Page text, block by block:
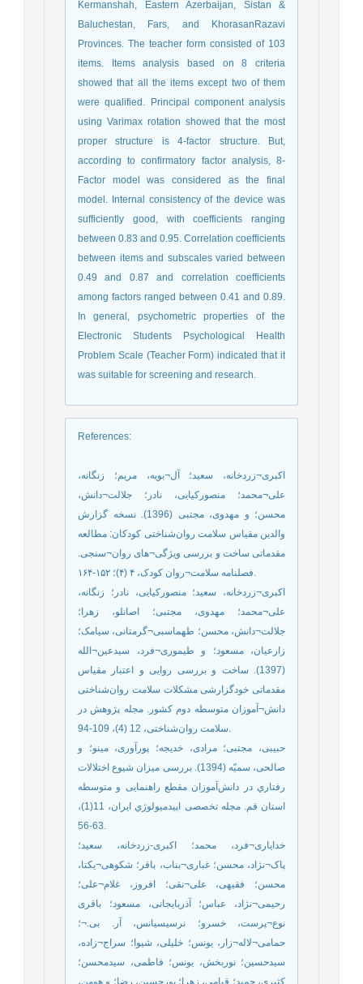
Kermanshah, Eastern Azerbaijan, Sistan &
Baluchestan, Fars, and KhorasanRazavi
Provinces. The teacher form consisted of 103
items. Items analysis based on 8 criteria
showed that all the items except two of them
were qualified. Principal component analysis
using Varimax rotation showed that the most
proper structure is 4-factor structure. But,
according to confirmatory factor analysis, 8-
Factor model was considered as the final
model. Internal consistency of the device was
sufficiently good, with coefficients ranging
between 0.83 and 0.95. Correlation coefficients
between items and subscales varied between
0.49 and 0.87 and correlation coefficients
among factors ranged between 0.41 and 0.89.
In general, psychometric properties of the
Electronic Students Psychological Health
Problem Scale (Teacher Form) indicated that it
was suitable for screening and research.
References:
اکبری¬زردخانه، سعید؛ آل¬بویه، مریم؛ زنگانه،
علی¬محمد؛ منصورکیایی، نادر؛ جلالت¬دانش،
محسن؛ و مهدوی، مجتبی (1396). نسخه گزارش
والدین مقیاس سلامت روان‌شناختی کودکان: مطالعه
مقدماتی ساخت و بررسی ویژگی¬های روان¬سنجی.
فصلنامه سلامت¬روان کودک، ۴ (۴)؛ ۱۵۲-۱۶۴.
اکبری¬زردخانه، سعید؛ منصورکیایی، نادر؛ زنگانه،
علی¬محمد؛ مهدوی، مجتبی؛ اصانلو، زهرا؛
جلالت¬دانش، محسن؛ طهماسبی¬گرمتانی، سیامک؛
زارعیان، مسعود؛ و طیموری¬فرد، سیدعین¬الله
(1397). ساخت و بررسی روایی و اعتبار مقیاس
مقدماتی خودگزارشی مشکلات سلامت روان‌شناختی
دانش¬آموزان متوسطه دوم کشور. مجله پژوهش در
سلامت روان‌شناختی، 12 (4)، 109-94.
حبیبی، مجتبی؛ مرادی، خدیجه؛ پورآوری، مینو؛ و
صالحی، سمیّه (1394). بررسی میزان شیوع اختلالات
رفتاري در دانش‌آموزان مقطع راهنمایی و متوسطه
استان قم. مجله تخصصی اپیدمیولوژي ایران، 11(1)،
63-56.
خدایاری¬فرد، محمد؛ اکبری-زردخانه، سعید؛
پاک¬نژاد، محسن؛ غباری¬بناب، باقر؛ شکوهی¬یکتا،
محسن؛ فقیهی، علی¬نقی؛ افروز، غلام¬علی؛
رحیمی¬نژاد، عباس؛ آذربایجانی، مسعود؛ باقری
نوع¬پرست، خسرو؛ نرسیسیانس، آر. بی.¬؛
حمامی¬لاله¬زار، یونس؛ خلیلی، شیوا؛ سراج¬زاده،
سیدحسین؛ نوربخش، یونس؛ فاطمی، سیدمحسن؛
کثیری، حمید؛ قیامی، زهرا؛ پورحسین، رضا؛ و هومن،